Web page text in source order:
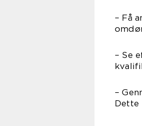
– Få
– Se
–
Dette